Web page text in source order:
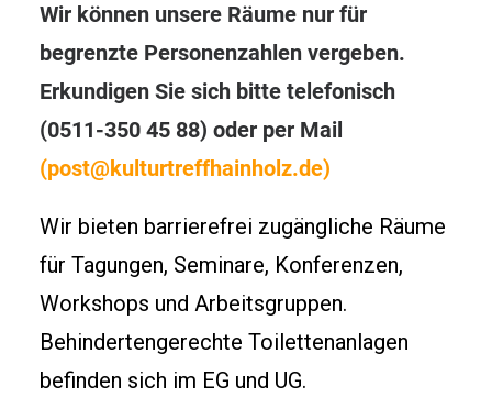
Wir können unsere Räume nur für
begrenzte Personenzahlen vergeben.
Erkundigen Sie sich bitte telefonisch
(0511-350 45 88) oder per Mail
(post@kulturtreffhainholz.de)
Wir bieten barrierefrei zugängliche Räume
für Tagungen, Seminare, Konferenzen,
Workshops und Arbeitsgruppen.
Behindertengerechte Toilettenanlagen
befinden sich im EG und UG.